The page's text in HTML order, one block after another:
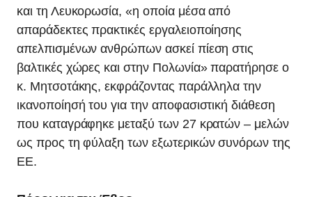
και τη Λευκορωσία, «η οποία μέσα από
απαράδεκτες πρακτικές εργαλειοποίησης
απελπισμένων ανθρώπων ασκεί πίεση στις
βαλτικές χώρες και στην Πολωνία» παρατήρησε ο
κ. Μητσοτάκης, εκφράζοντας παράλληλα την
ικανοποίησή του για την αποφασιστική διάθεση
που καταγράφηκε μεταξύ των 27 κρατών – μελών
ως προς τη φύλαξη των εξωτερικών συνόρων της
ΕΕ.